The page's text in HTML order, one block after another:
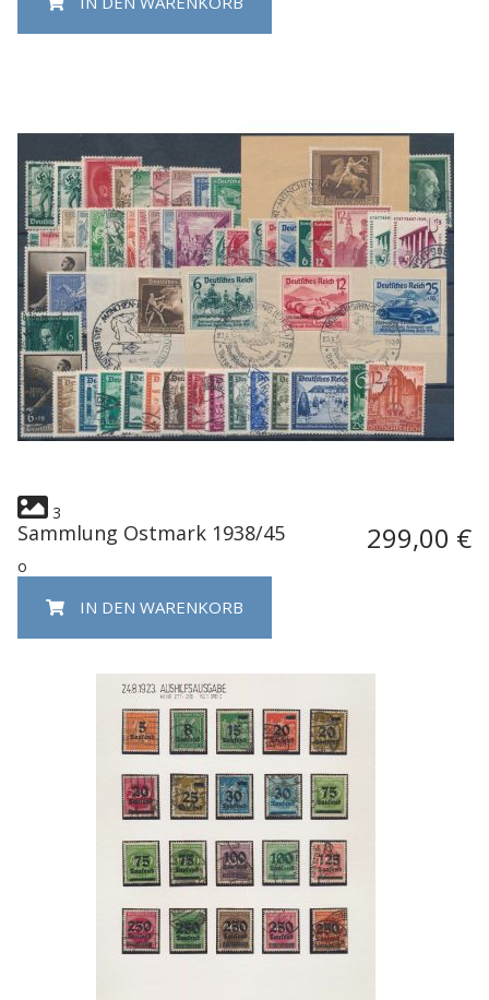
3
Sammlung Ostmark 1938/45 299,00 €
o
IN DEN WARENKORB